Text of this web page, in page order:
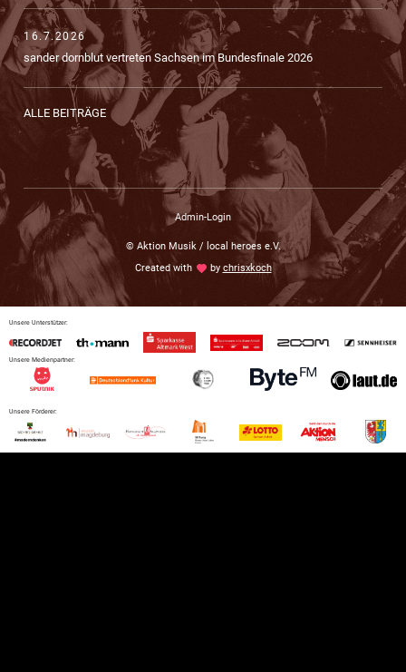
16.7.2026
sander dornblut vertreten Sachsen im Bundesfinale 2026
ALLE BEITRÄGE
Admin-Login
© Aktion Musik / local heroes e.V.
Created withlove by chrisxkoch
Unsere Unterstützer:
Unsere Medienpartner:
Unsere Förderer: